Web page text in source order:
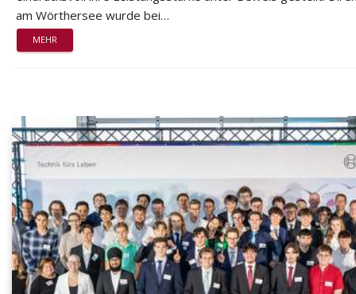
am Wörthersee wurde bei…
MEHR